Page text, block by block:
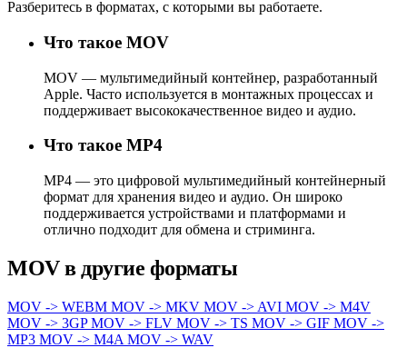
Разберитесь в форматах, с которыми вы работаете.
Что такое MOV
MOV — мультимедийный контейнер, разработанный
Apple. Часто используется в монтажных процессах и
поддерживает высококачественное видео и аудио.
Что такое MP4
MP4 — это цифровой мультимедийный контейнерный
формат для хранения видео и аудио. Он широко
поддерживается устройствами и платформами и
отлично подходит для обмена и стриминга.
MOV в другие форматы
MOV -> WEBM MOV -> MKV MOV -> AVI MOV -> M4V
MOV -> 3GPMOV -> FLV MOV -> TS MOV -> GIF MOV ->
MP3 MOV -> M4A MOV -> WAV